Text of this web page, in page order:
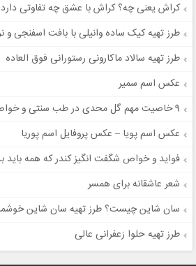
کراش یعنی چه؟ کراش با عشق چه تفاوتی
طرز تهیه کیک ساده وانیلی با بافت اسفنجی
طرز تهیه سالاد ماکارونی رستورانی فوق العاده
عکس اسم سمیر
9 خاصیت مهم گل محدی در طب سنتی و خواص شگفت انگیز آن برای زنان
عکس اسم پویا – عکس پروفایل اسم پوریا
فواید و خواص شگفت انگیز کندر که همه باید
شعر عاشقانه برای همسر
سان شاین چیست؟ طرز تهیه سان شاین
طرز تهیه حلوا زعفرانی عالی